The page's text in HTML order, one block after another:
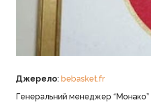
Джерело: bebasket.fr
Генеральний менеджер “Монако”